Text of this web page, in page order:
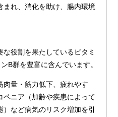
まれ、消化を助け、腸内環境
役割を果たしているビタミ
B群を豊富に含んでいます。
肉量・筋力低下、疲れやす
ペニア（加齢や疾患によって
など病気のリスク増加を引